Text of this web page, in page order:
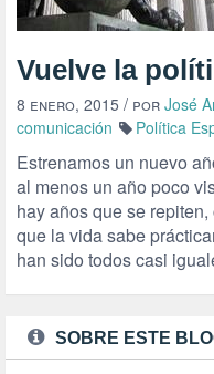
Vuelve la
8 enero, 2015 / por José
comunicación
Política
Estrenamos un nuevo
al menos un año poco
hay años que se
que la vida sabe
han sido todos casi
SOBRE ESTE